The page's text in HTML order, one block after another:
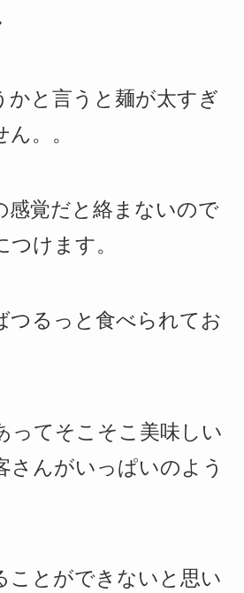
かと言うと麺が太すぎ
。。
感覚だと絡まないので
けます。
つるっと食べられてお
ってそこそこ美味しい
さんがいっぱいのよう
ことができないと思い